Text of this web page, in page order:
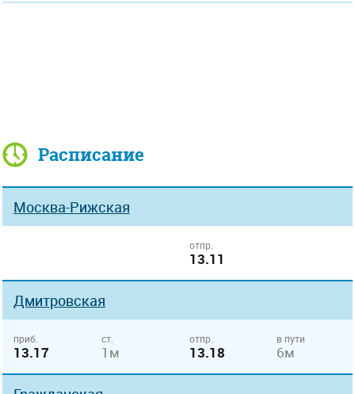
Расписание
Москва-Рижская
отпр.
13.11
Дмитровская
приб.
13.17
ст.
1м
отпр.
13.18
в пути
6м